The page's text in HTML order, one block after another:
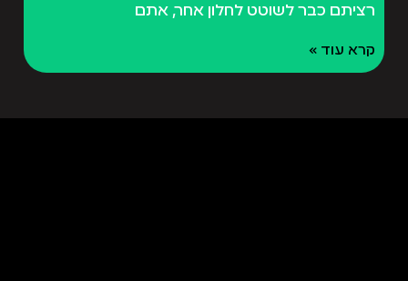
רציתם כבר לשוטט לחלון אחר, אתם
קרא עוד »